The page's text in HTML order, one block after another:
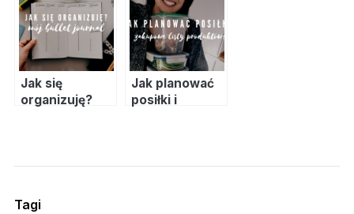
Jak się
organizuję?
Jak planować
posiłki i
zakupową?
Tagi